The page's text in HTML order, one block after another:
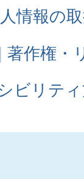
情報の
著作権・
ビリテ